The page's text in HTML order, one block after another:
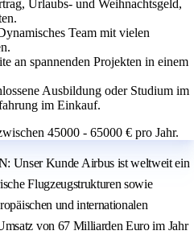
Urlaubs- und Weihnachtsgeld,
Team mit vielen
an spannenden Projekten in einem
Ausbildung oder Studium im
im Einkauf.
45000 - 65000 € pro Jahr.
Unser Kunde Airbus ist weltweit ein
Flugzeugstrukturen sowie
und internationalen
von 67 Milliarden Euro im Jahr